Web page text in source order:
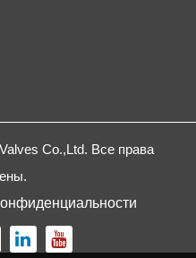
Co.,Ltd. Все права